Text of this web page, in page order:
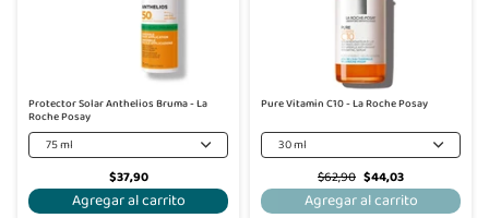
Protector Solar Anthelios Bruma - La
Roche Posay
75 ml
$37,90
Agregar al carrito
Pure Vitamin C10 - La Roche Posay
30 ml
$62,90 $44,03
Agregar al carrito